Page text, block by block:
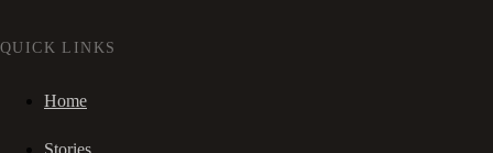
QUICK LINKS
Home
Stories